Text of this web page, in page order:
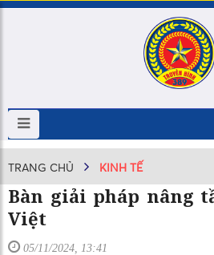
TRANG CHỦ KINH TẾ
Bàn giải pháp nâng
Việt
05/11/2024, 13:41